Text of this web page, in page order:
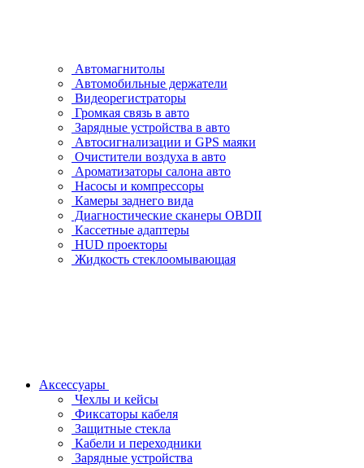
Автомагнитолы
Автомобильные держатели
Видеорегистраторы
Громкая связь в авто
Зарядные устройства в авто
Автосигнализации и GPS маяки
Очистители воздуха в авто
Ароматизаторы салона авто
Насосы и компрессоры
Камеры заднего вида
Диагностические сканеры OBDII
Кассетные адаптеры
HUD проекторы
Жидкость стеклоомывающая
Аксессуары
Чехлы и кейсы
Фиксаторы кабеля
Защитные стекла
Кабели и переходники
Зарядные устройства